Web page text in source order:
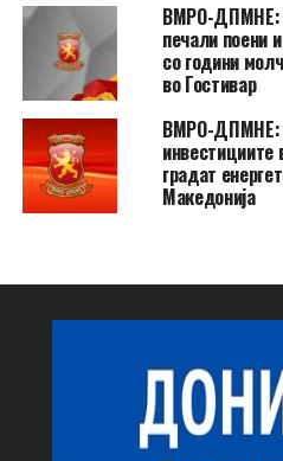
ВМРО-ДПМНЕ:
печали поени
со години
во Гостивар
ВМРО-ДПМНЕ:
инвестициите
градат
Македонија